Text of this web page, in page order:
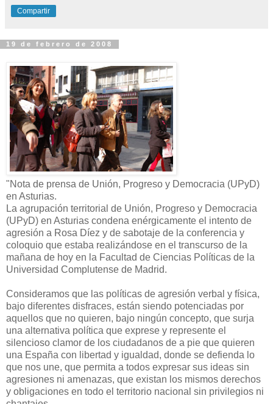
Compartir
19 de febrero de 2008
"Nota de prensa de Unión, Progreso y Democracia (UPyD)
en Asturias.
La agrupación territorial de Unión, Progreso y Democracia
(UPyD) en Asturias condena enérgicamente el intento de
agresión a Rosa Díez y de sabotaje de la conferencia y
coloquio que estaba realizándose en el transcurso de la
mañana de hoy en la Facultad de Ciencias Políticas de la
Universidad Complutense de Madrid.
Consideramos que las políticas de agresión verbal y física,
bajo diferentes disfraces, están siendo potenciadas por
aquellos que no quieren, bajo ningún concepto, que surja
una alternativa política que exprese y represente el
silencioso clamor de los ciudadanos de a pie que quieren
una España con libertad y igualdad, donde se defienda lo
que nos une, que permita a todos expresar sus ideas sin
agresiones ni amenazas, que existan los mismos derechos
y obligaciones en todo el territorio nacional sin privilegios ni